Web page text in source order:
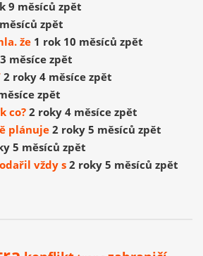
9 měsíců zpět
zpět
že 1 rok 10 měsíců zpět
měsíce zpět
2 roky 4 měsíce zpět
zpět
co? 2 roky 4 měsíce zpět
plánuje 2 roky 5 měsíců zpět
5 měsíců zpět
vždy s 2 roky 5 měsíců zpět